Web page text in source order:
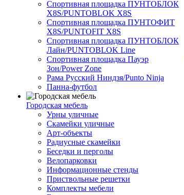
Спортивная площадка ПУНТОБЛОК
X8S/PUNTOBLOK X8S
Спортивная площадка ПУНТОФИТ
X8S/PUNTOFIT X8S
Спортивная площадка ПУНТОБЛОК
Лайн/PUNTOBLOK Line
Спортивная площадка Пауэр
Зон/Power Zone
Рама Русский Ниндзя/Punto Ninja
Панна-футбол
Городская мебель
Урны уличные
Скамейки уличные
Арт-объекты
Радиусные скамейки
Беседки и перголы
Велопарковки
Информационные стенды
Приствольные решетки
Комплекты мебели